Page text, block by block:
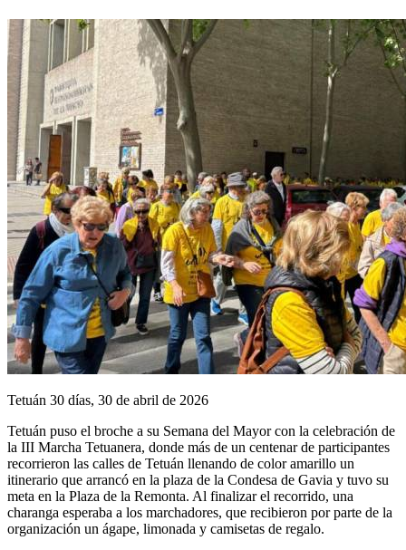
Tetuán 30 días, 30 de abril de 2026
Tetuán puso el broche a su Semana del Mayor con la celebración de
la III Marcha Tetuanera, donde más de un centenar de participantes
recorrieron las calles de Tetuán llenando de color amarillo un
itinerario que arrancó en la plaza de la Condesa de Gavia y tuvo su
meta en la Plaza de la Remonta. Al finalizar el recorrido, una
charanga esperaba a los marchadores, que recibieron por parte de la
organización un ágape, limonada y camisetas de regalo.